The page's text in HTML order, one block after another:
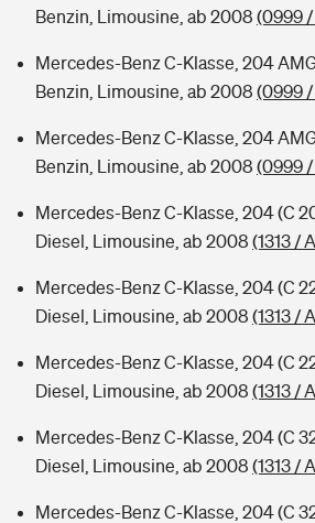
Benzin, Limousine, ab 2008 (0999 /
Mercedes-Benz C-Klasse, 204
Benzin, Limousine, ab 2008 (0999 /
Mercedes-Benz C-Klasse, 204
Benzin, Limousine, ab 2008 (0999 /
Mercedes-Benz C-Klasse, 204 (C
Diesel, Limousine, ab 2008 (1313 /
Mercedes-Benz C-Klasse, 204 (C
Diesel, Limousine, ab 2008 (1313 /
Mercedes-Benz C-Klasse, 204 (C
Diesel, Limousine, ab 2008 (1313 /
Mercedes-Benz C-Klasse, 204 (C
Diesel, Limousine, ab 2008 (1313 /
Mercedes-Benz C-Klasse, 204 (C